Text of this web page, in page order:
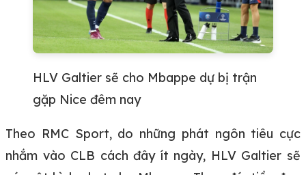
HLV Galtier sẽ cho Mbappe dự bị trận
gặp Nice đêm nay
Theo RMC Sport, do những phát ngôn tiêu cực
nhắm vào CLB cách đây ít ngày, HLV Galtier sẽ